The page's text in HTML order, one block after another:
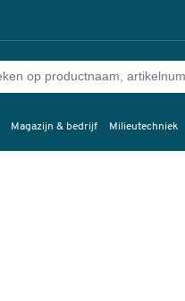
Magazijn & bedrijf Milieutechniek